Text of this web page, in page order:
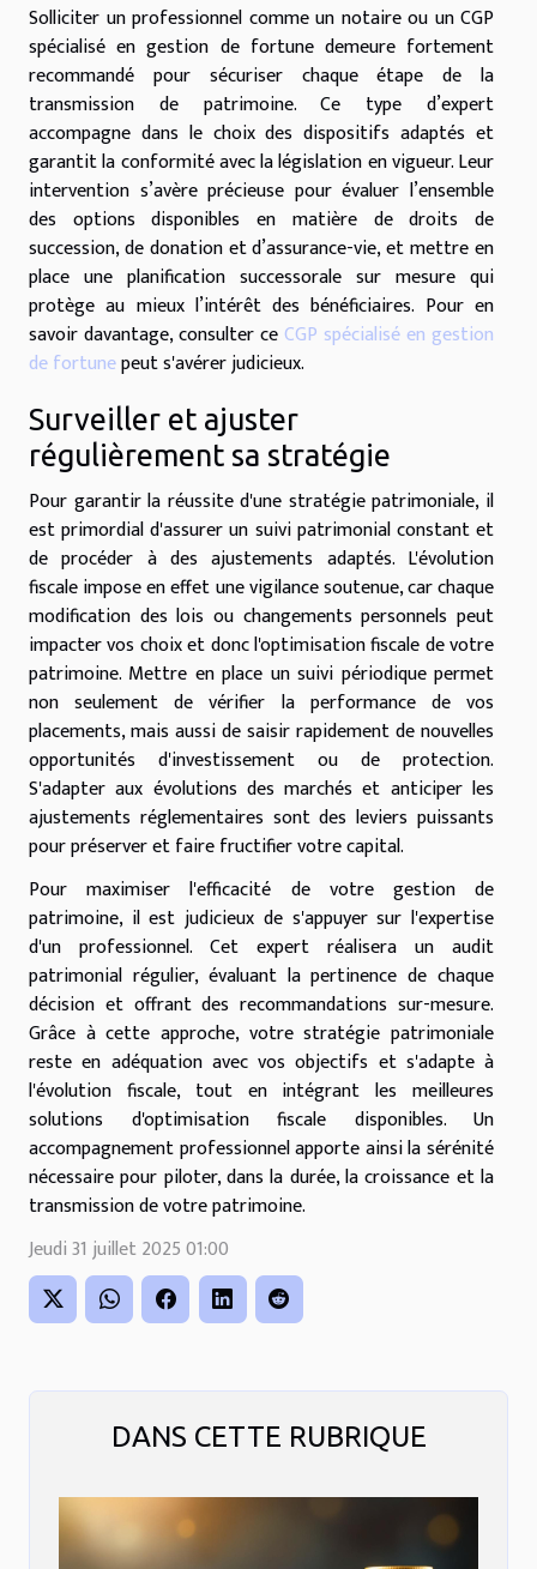
Solliciter un professionnel comme un notaire ou un CGP
spécialisé en gestion de fortune demeure fortement
recommandé pour sécuriser chaque étape de la
transmission de patrimoine. Ce type d’expert
accompagne dans le choix des dispositifs adaptés et
garantit la conformité avec la législation en vigueur. Leur
intervention s’avère précieuse pour évaluer l’ensemble
des options disponibles en matière de droits de
succession, de donation et d’assurance-vie, et mettre en
place une planification successorale sur mesure qui
protège au mieux l’intérêt des bénéficiaires. Pour en
savoir davantage, consulter ce CGP spécialisé en gestion
de fortunepeut s'avérer judicieux.
Surveiller et ajuster
régulièrement sa stratégie
Pour garantir la réussite d'une stratégie patrimoniale, il
est primordial d'assurer un suivi patrimonial constant et
de procéder à des ajustements adaptés. L'évolution
fiscale impose en effet une vigilance soutenue, car chaque
modification des lois ou changements personnels peut
impacter vos choix et donc l'optimisation fiscale de votre
patrimoine. Mettre en place un suivi périodique permet
non seulement de vérifier la performance de vos
placements, mais aussi de saisir rapidement de nouvelles
opportunités d'investissement ou de protection.
S'adapter aux évolutions des marchés et anticiper les
ajustements réglementaires sont des leviers puissants
pour préserver et faire fructifier votre capital.
Pour maximiser l'efficacité de votre gestion de
patrimoine, il est judicieux de s'appuyer sur l'expertise
d'un professionnel. Cet expert réalisera un audit
patrimonial régulier, évaluant la pertinence de chaque
décision et offrant des recommandations sur-mesure.
Grâce à cette approche, votre stratégie patrimoniale
reste en adéquation avec vos objectifs et s'adapte à
l'évolution fiscale, tout en intégrant les meilleures
solutions d'optimisation fiscale disponibles. Un
accompagnement professionnel apporte ainsi la sérénité
nécessaire pour piloter, dans la durée, la croissance et la
transmission de votre patrimoine.
Jeudi 31 juillet 2025 01:00
DANS CETTE RUBRIQUE